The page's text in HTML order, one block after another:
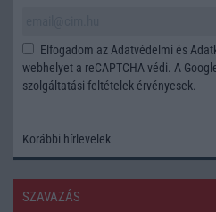
Elfogadom az Adatvédelmi és
webhelyet a reCAPTCHA védi. A
szolgáltatási feltételek érvényesek.
Korábbi hírlevelek
SZAVAZÁS